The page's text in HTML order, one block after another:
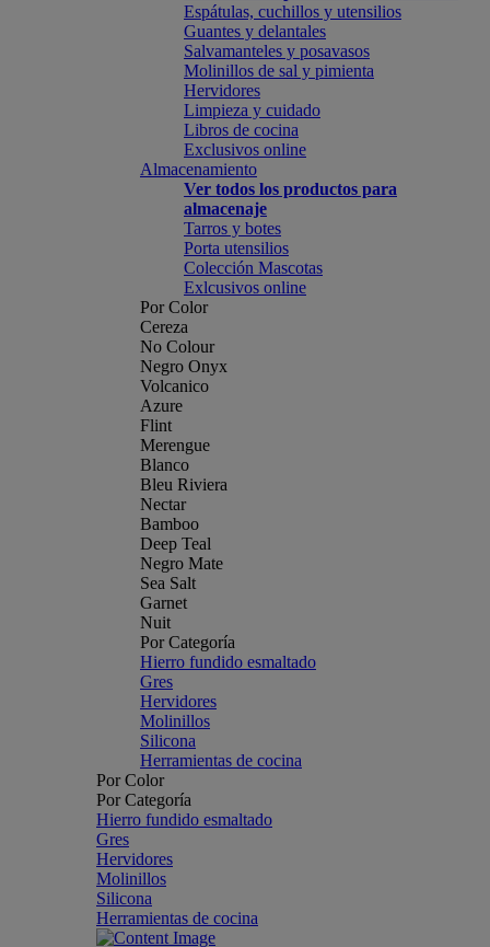
Espátulas, cuchillos y utensilios
Guantes y delantales
Salvamanteles y posavasos
Molinillos de sal y pimienta
Hervidores
Limpieza y cuidado
Libros de cocina
Exclusivos online
Almacenamiento
Ver todos los productos para
almacenaje
Tarros y botes
Porta utensilios
Colección Mascotas
Exlcusivos online
Por Color
Cereza
No Colour
Negro Onyx
Volcanico
Azure
Flint
Merengue
Blanco
Bleu Riviera
Nectar
Bamboo
Deep Teal
Negro Mate
Sea Salt
Garnet
Nuit
Por Categoría
Hierro fundido esmaltado
Gres
Hervidores
Molinillos
Silicona
Herramientas de cocina
Por Color
Por Categoría
Hierro fundido esmaltado
Gres
Hervidores
Molinillos
Silicona
Herramientas de cocina